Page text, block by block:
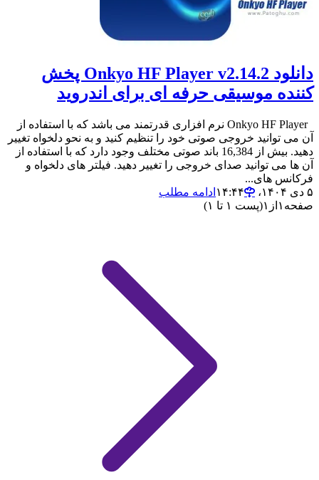
دانلود Onkyo HF Player v2.14.2 پخش
کننده موسیقی حرفه ای برای اندروید
Onkyo HF Player نرم افزاری قدرتمند می باشد که با استفاده از
آن می توانید خروجی صوتی خود را تنظیم کنید و به نحو دلخواه تغییر
دهید. بیش از 16,384 باند صوتی مختلف وجود دارد که با استفاده از
آن ها می توانید صدای خروجی را تغییر دهید. فیلتر های دلخواه و
فرکانس های...
۵ دی ۱۴۰۴،‏ ۱۴:۴۴
ادامه مطلب
صفحه ۱ از ۱(پست ۱ تا ۱)